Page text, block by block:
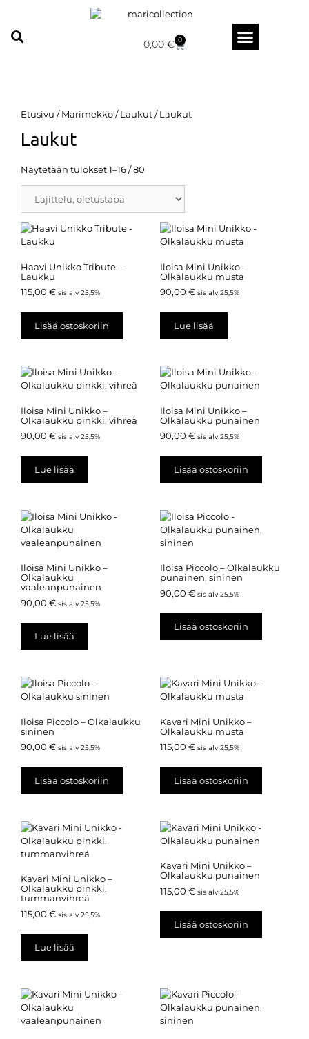
0,00 € 0
Etusivu /Marimekko/Laukut/ Laukut
Laukut
Näytetään tulokset 1–16 / 80
Haavi Unikko Tribute –
Laukku
115,00 € sis alv 25,5%
Lisää ostoskoriin
Iloisa Mini Unikko –
Olkalaukku musta
90,00 € sis alv 25,5%
Lue lisää
Iloisa Mini Unikko –
Olkalaukku pinkki, vihreä
90,00 € sis alv 25,5%
Lue lisää
Iloisa Mini Unikko –
Olkalaukku punainen
90,00 € sis alv 25,5%
Lisää ostoskoriin
Iloisa Mini Unikko –
Olkalaukku
vaaleanpunainen
90,00 € sis alv 25,5%
Lue lisää
Iloisa Piccolo – Olkalaukku
punainen, sininen
90,00 € sis alv 25,5%
Lisää ostoskoriin
Iloisa Piccolo – Olkalaukku
sininen
90,00 € sis alv 25,5%
Lisää ostoskoriin
Kavari Mini Unikko –
Olkalaukku musta
115,00 € sis alv 25,5%
Lisää ostoskoriin
Kavari Mini Unikko –
Olkalaukku pinkki,
tummanvihreä
115,00 € sis alv 25,5%
Lue lisää
Kavari Mini Unikko –
Olkalaukku punainen
115,00 € sis alv 25,5%
Lisää ostoskoriin